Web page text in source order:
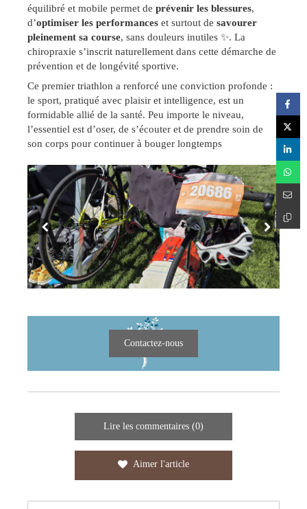
équilibré et mobile permet de prévenir les blessures,
d’optimiser les performances et surtout de savourer
pleinement sa course, sans douleurs inutiles ✨. La
chiropraxie s’inscrit naturellement dans cette démarche de
prévention et de longévité sportive.
Ce premier triathlon a renforcé une conviction profonde :
le sport, pratiqué avec plaisir et intelligence, est un
formidable allié de la santé. Peu importe le niveau,
l’essentiel est d’oser, de s’écouter et de prendre soin de
son corps pour continuer à bouger longtemps
Contactez-nous
Lire les commentaires (0)
Aimer l'article